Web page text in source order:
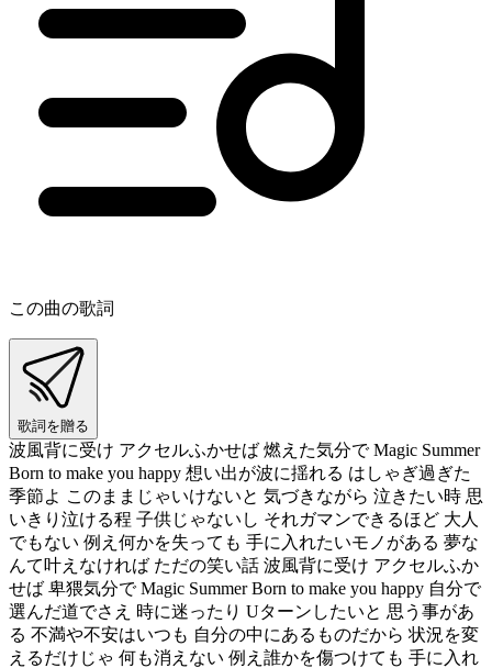
この曲の歌詞
歌詞を贈る
波風背に受け アクセルふかせば 燃えた気分で Magic Summer
Born to make you happy 想い出が波に揺れる はしゃぎ過ぎた
季節よ このままじゃいけないと 気づきながら 泣きたい時 思
いきり泣ける程 子供じゃないし それガマンできるほど 大人
でもない 例え何かを失っても 手に入れたいモノがある 夢な
んて叶えなければ ただの笑い話 波風背に受け アクセルふか
せば 卑猥気分で Magic Summer Born to make you happy 自分で
選んだ道でさえ 時に迷ったり Uターンしたいと 思う事があ
る 不満や不安はいつも 自分の中にあるものだから 状況を変
えるだけじゃ 何も消えない 例え誰かを傷つけても 手に入れ